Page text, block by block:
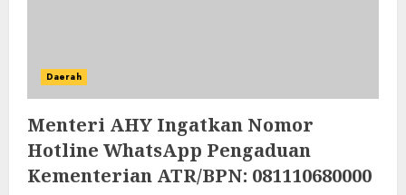
Daerah
Menteri AHY Ingatkan Nomor
Hotline WhatsApp Pengaduan
Kementerian ATR/BPN: 081110680000